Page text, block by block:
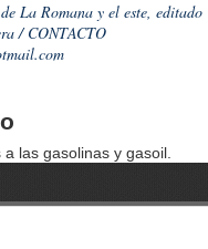
La Romana y el este, editado
/ CONTACTO
las gasolinas y gasoil.